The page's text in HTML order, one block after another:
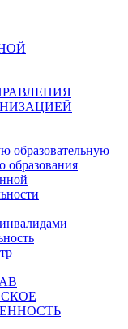
образовательную
образования